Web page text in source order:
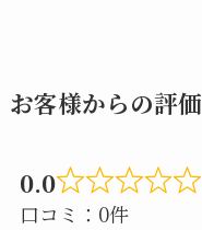
お客様からの評価
0.0
Rated
口コミ：0件